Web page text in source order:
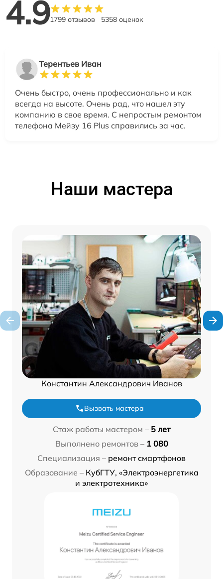
4.91799 отзывов 5358 оценок
Терентьев Иван
Очень быстро, очень профессионально и как
всегда на высоте. Очень рад, что нашел эту
компанию в свое время. С непростым ремонтом
телефона Мейзу 16 Plus справились за час.
Наши мастера
Константин Александрович Иванов
Вызвать мастера
Стаж работы мастером – 5 лет
Выполнено ремонтов – 1 080
Специализация – ремонт смартфонов
Образование – КубГТУ, «Электроэнергетика
и электротехника»